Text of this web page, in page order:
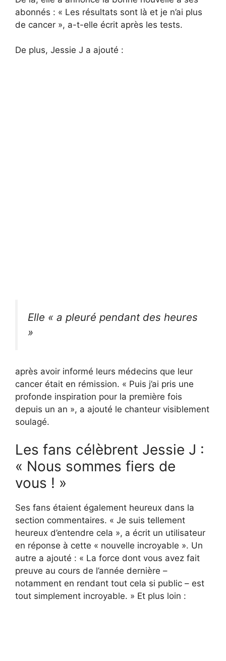
abonnés : « Les résultats sont là et je n’ai plus
de cancer », a-t-elle écrit après les tests.
De plus, Jessie J a ajouté :
Elle « a pleuré pendant des heures
»
après avoir informé leurs médecins que leur
cancer était en rémission. « Puis j’ai pris une
profonde inspiration pour la première fois
depuis un an », a ajouté le chanteur visiblement
soulagé.
Les fans célèbrent Jessie J :
« Nous sommes fiers de
vous ! »
Ses fans étaient également heureux dans la
section commentaires. « Je suis tellement
heureux d’entendre cela », a écrit un utilisateur
en réponse à cette « nouvelle incroyable ». Un
autre a ajouté : « La force dont vous avez fait
preuve au cours de l’année dernière –
notamment en rendant tout cela si public – est
tout simplement incroyable. » Et plus loin :